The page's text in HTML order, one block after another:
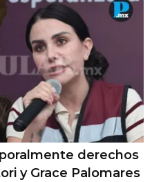
derechos
y Grace Palomares